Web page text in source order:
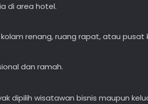
di area hotel.
renang, ruang rapat, atau pusat
dan ramah.
dipilih wisatawan bisnis maupun